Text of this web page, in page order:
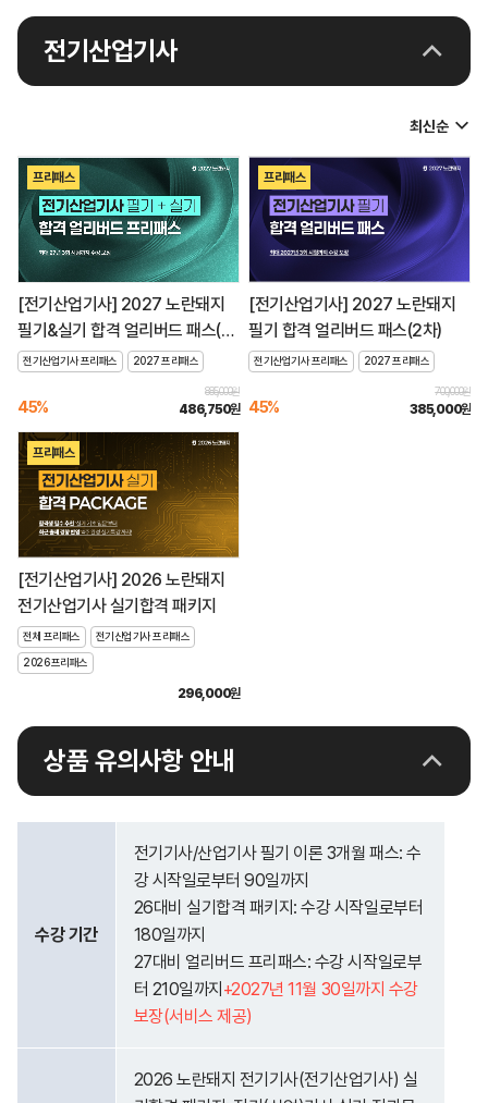
전기산업기사
프리패스
[전기산업기사] 2027 노란돼지
필기&실기 합격 얼리버드 패스(2
차)
전기산업기사 프리패스 2027 프리패스
45%
885,000원
486,750원
프리패스
[전기산업기사] 2027 노란돼지
필기 합격 얼리버드 패스(2차)
전기산업기사 프리패스 2027 프리패스
45%
700,000원
385,000원
프리패스
[전기산업기사] 2026 노란돼지
전기산업기사 실기합격 패키지
전체 프리패스 전기산업기사 프리패스
2026 프리패스
296,000원
상품 유의사항 안내
수강 기간
전기기사/산업기사 필기 이론 3개월 패스: 수
강 시작일로부터 90일까지
26대비 실기합격 패키지: 수강 시작일로부터
180일까지
27대비 얼리버드 프리패스: 수강 시작일로부
터 210일까지 +2027년 11월 30일까지 수강
보장(서비스 제공)
2026 노란돼지 전기기사(전기산업기사) 실